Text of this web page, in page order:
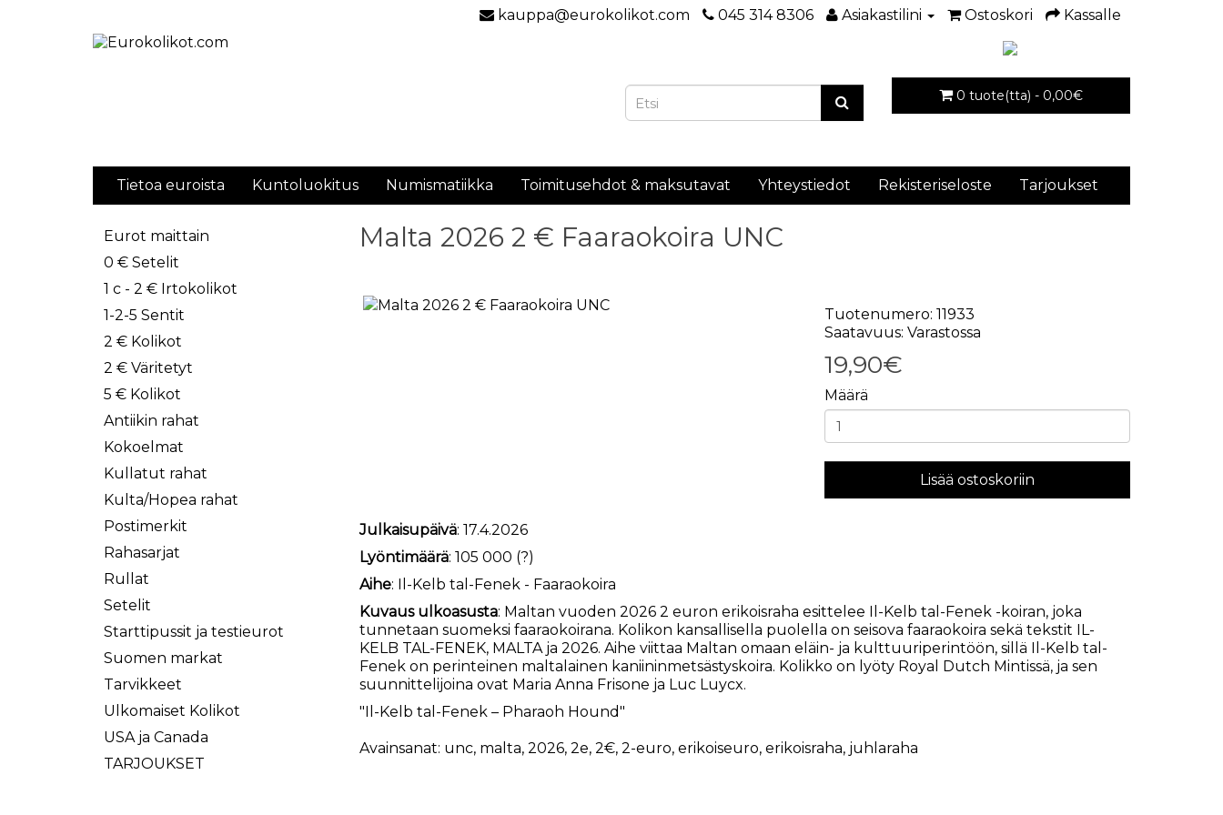
kauppa@eurokolikot.com 045 314 8306 Asiakastilini Ostoskori Kassalle
0 tuote(tta) - 0,00€
Tietoa euroista Kuntoluokitus Numismatiikka Toimitusehdot & maksutavat Yhteystiedot Rekisteriseloste Tarjoukset
Eurot maittain
0 € Setelit
1 c - 2 € Irtokolikot
1-2-5 Sentit
2 € Kolikot
2 € Väritetyt
5 € Kolikot
Antiikin rahat
Kokoelmat
Kullatut rahat
Kulta/Hopea rahat
Postimerkit
Rahasarjat
Rullat
Setelit
Starttipussit ja testieurot
Suomen markat
Tarvikkeet
Ulkomaiset Kolikot
USA ja Canada
TARJOUKSET
Malta 2026 2 € Faaraokoira UNC
Tuotenumero: 11933
Saatavuus: Varastossa
19,90€
Määrä
Lisää ostoskoriin
Julkaisupäivä: 17.4.2026
Lyöntimäärä: 105 000 (?)
Aihe: Il-Kelb tal-Fenek - Faaraokoira
Kuvaus ulkoasusta: Maltan vuoden 2026 2 euron erikoisraha esittelee Il-Kelb tal-Fenek -koiran, joka
tunnetaan suomeksi faaraokoirana. Kolikon kansallisella puolella on seisova faaraokoira sekä tekstit IL-
KELB TAL-FENEK, MALTA ja 2026. Aihe viittaa Maltan omaan eläin- ja kulttuuriperintöön, sillä Il-Kelb tal-
Fenek on perinteinen maltalainen kaniininmetsästyskoira. Kolikko on lyöty Royal Dutch Mintissä, ja sen
suunnittelijoina ovat Maria Anna Frisone ja Luc Luycx.
"Il-Kelb tal-Fenek – Pharaoh Hound"
Avainsanat: unc, malta, 2026, 2e, 2€, 2-euro, erikoiseuro, erikoisraha, juhlaraha